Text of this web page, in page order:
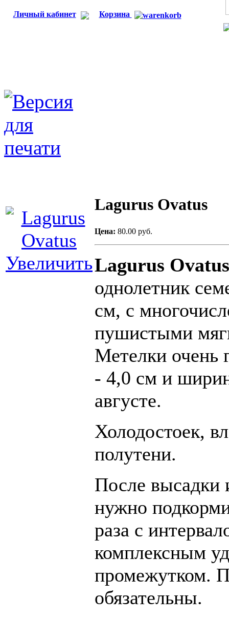
Личный кабинет Корзина
Увеличить
Lagurus Ovatus
Цена: 80.00 руб.
Lagurus
однолетник
см, с
пушистыми
Метелки очень
- 4,0 см и
августе.
Холодостоек,
полутени.
После высадки
нужно
раза с
комплексным
промежутком.
обязательны.